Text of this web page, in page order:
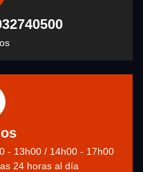
- 13h00 / 14h00 - 17h00
24 horas al día